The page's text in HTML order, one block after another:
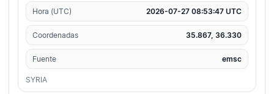
Hora (UTC) 2026-07-27 08:53:47 UTC
Coordenadas 35.867, 36.330
Fuente emsc
SYRIA